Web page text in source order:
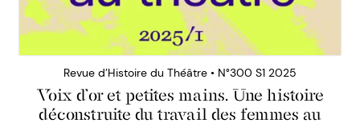
Revue d’Histoire du Théâtre • N°300 S1 2025
Voix d’or et petites mains. Une histoire
déconstruite du travail des femmes au